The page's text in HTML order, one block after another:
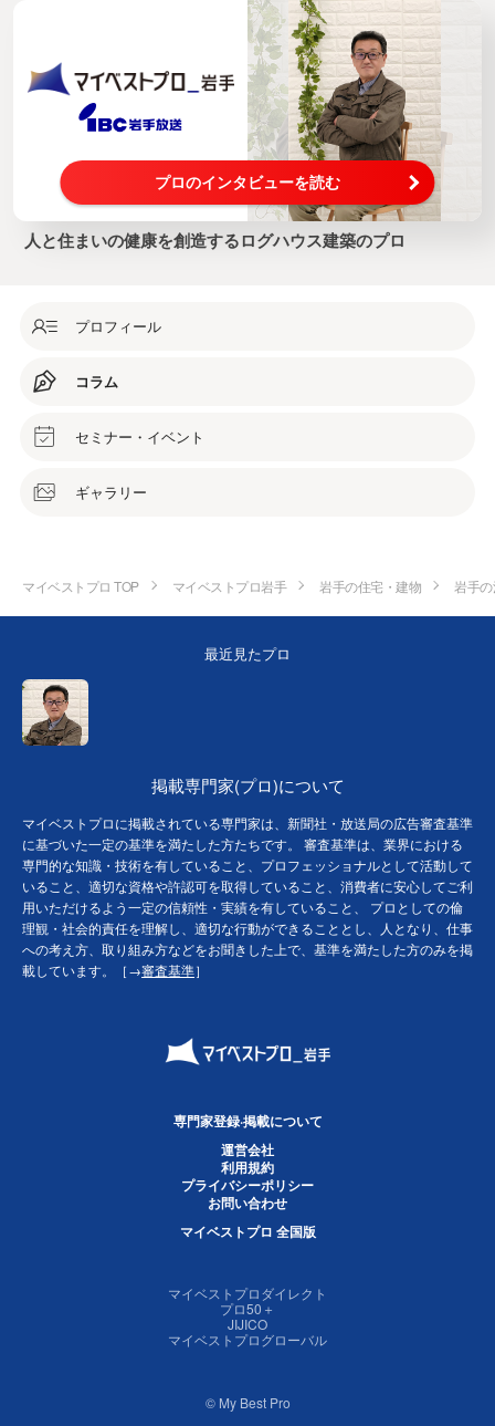
プロのインタビューを読む
人と住まいの健康を創造するログハウス建築のプロ
プロフィール
コラム
セミナー・イベント
ギャラリー
マイベストプロ TOP マイベストプロ岩手 岩手の住宅・建物 岩手
最近見たプロ
掲載専門家(プロ)について
マイベストプロに掲載されている専門家は、新聞社・放送局の広告審査基準
に基づいた一定の基準を満たした方たちです。 審査基準は、業界における
専門的な知識・技術を有していること、プロフェッショナルとして活動して
いること、適切な資格や許認可を取得していること、消費者に安心してご利
用いただけるよう一定の信頼性・実績を有していること、 プロとしての倫
理観・社会的責任を理解し、適切な行動ができることとし、人となり、仕事
への考え方、取り組み方などをお聞きした上で、基準を満たした方のみを掲
載しています。［→審査基準］
専門家登録·掲載について
運営会社
利用規約
プライバシーポリシー
お問い合わせ
マイベストプロ 全国版
マイベストプロダイレクト
プロ50＋
JIJICO
マイベストプログローバル
© My Best Pro